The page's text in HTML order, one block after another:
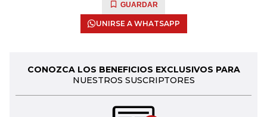
GUARDAR
UNIRSE A WHATSAPP
CONOZCA LOS BENEFICIOS EXCLUSIVOS PARA
NUESTROS SUSCRIPTORES